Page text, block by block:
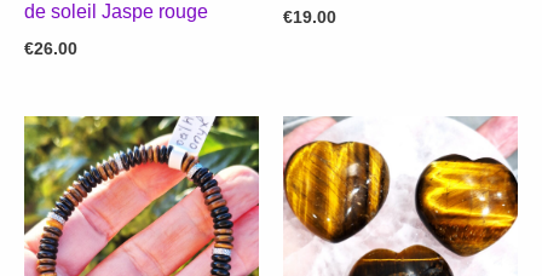
de soleil Jaspe rouge
€26.00
€19.00